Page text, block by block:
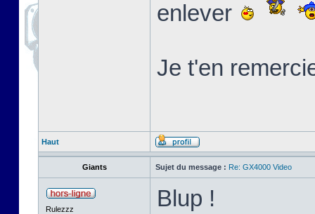
enlever
Je t'en
Haut
Giants Sujet du message : Re: GX4000 Video
Rulezzz Blup !